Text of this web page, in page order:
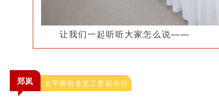
让我们一起听听大家怎么说——
郑岚 太平桥街道党工委副书记